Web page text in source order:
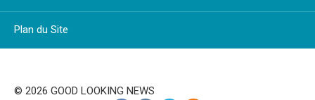
Plan du Site
© 2026 GOOD LOOKING NEWS